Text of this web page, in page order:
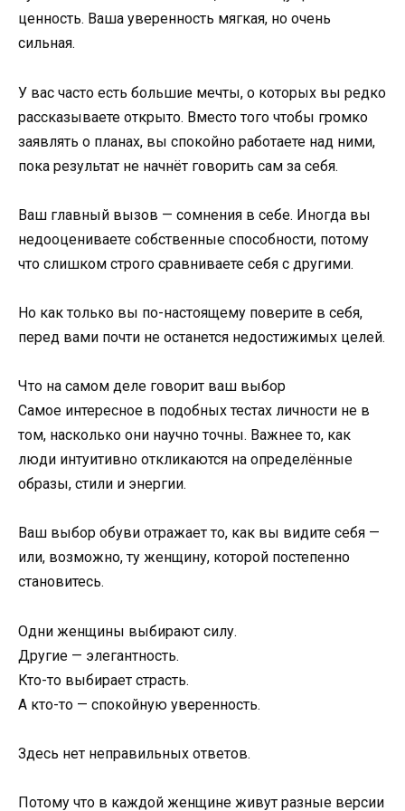
ценность. Ваша уверенность мягкая, но очень
сильная.
У вас часто есть большие мечты, о которых вы редко
рассказываете открыто. Вместо того чтобы громко
заявлять о планах, вы спокойно работаете над ними,
пока результат не начнёт говорить сам за себя.
Ваш главный вызов — сомнения в себе. Иногда вы
недооцениваете собственные способности, потому
что слишком строго сравниваете себя с другими.
Но как только вы по-настоящему поверите в себя,
перед вами почти не останется недостижимых целей.
Что на самом деле говорит ваш выбор
Самое интересное в подобных тестах личности не в
том, насколько они научно точны. Важнее то, как
люди интуитивно откликаются на определённые
образы, стили и энергии.
Ваш выбор обуви отражает то, как вы видите себя —
или, возможно, ту женщину, которой постепенно
становитесь.
Одни женщины выбирают силу.
Другие — элегантность.
Кто-то выбирает страсть.
А кто-то — спокойную уверенность.
Здесь нет неправильных ответов.
Потому что в каждой женщине живут разные версии